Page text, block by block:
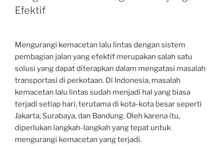
Efektif
Mengurangi kemacetan lalu lintas dengan sistem
pembagian jalan yang efektif merupakan salah satu
solusi yang dapat diterapkan dalam mengatasi masalah
transportasi di perkotaan. Di Indonesia, masalah
kemacetan lalu lintas sudah menjadi hal yang biasa
terjadi setiap hari, terutama di kota-kota besar seperti
Jakarta, Surabaya, dan Bandung. Oleh karena itu,
diperlukan langkah-langkah yang tepat untuk
mengurangi kemacetan yang terjadi.